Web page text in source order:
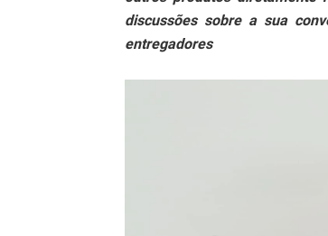
discussões sobre a sua
entregadores